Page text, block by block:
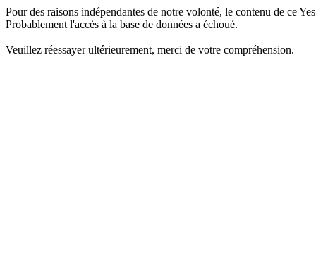
Pour des raisons indépendantes de notre volonté, le contenu de ce
Probablement l'accès à la base de données a échoué.
Veuillez réessayer ultérieurement, merci de votre compréhension.